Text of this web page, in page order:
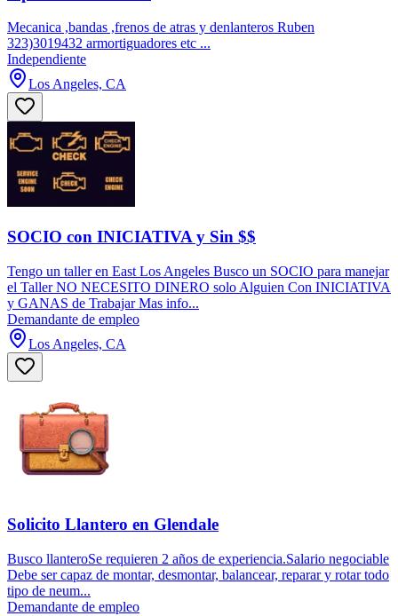
Mecanica ,bandas ,frenos de atras y denlanteros Ruben
323)3019432 armortiguadores etc ...
Independiente
Los Angeles, CA
SOCIO con INICIATIVA y Sin $$
Tengo un taller en East Los Angeles Busco un SOCIO para manejar
el Taller NO NECESITO DINERO solo Alguien Con INICIATIVA
y GANAS de Trabajar Mas info...
Demandante de empleo
Los Angeles, CA
Solicito Llantero en Glendale
Busco llanteroSe requieren 2 años de experiencia.Salario negociable
Debe ser capaz de montar, desmontar, balancear, reparar y rotar todo
tipo de neum...
Demandante de empleo